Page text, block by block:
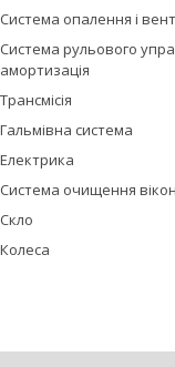
Система опалення і
Система рульового
амортизація
Трансмісія
Гальмівна система
Електрика
Система очищення вікон
Скло
Колеса